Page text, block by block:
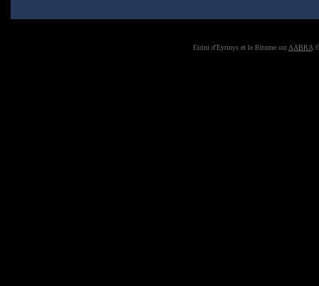
Eirini d'Eyrinys et le Bitume surAABRA©